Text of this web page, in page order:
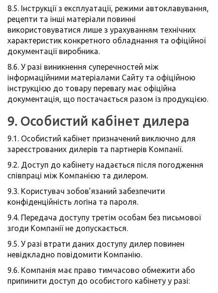
8.5. Інструкції з експлуатації, режими автоклавування,
рецепти та інші матеріали повинні
використовуватися лише з урахуванням технічних
характеристик конкретного обладнання та офіційної
документації виробника.
8.6. У разі виникнення суперечностей між
інформаційними матеріалами Сайту та офіційною
інструкцією до товару перевагу має офіційна
документація, що постачається разом із продукцією.
9. Особистий кабінет дилера
9.1. Особистий кабінет призначений виключно для
зареєстрованих дилерів та партнерів Компанії.
9.2. Доступ до кабінету надається після погодження
співпраці між Компанією та дилером.
9.3. Користувач зобов’язаний забезпечити
конфіденційність логіна та пароля.
9.4. Передача доступу третім особам без письмової
згоди Компанії не допускається.
9.5. У разі втрати даних доступу дилер повинен
невідкладно повідомити Компанію.
9.6. Компанія має право тимчасово обмежити або
припинити доступ до особистого кабінету у разі: